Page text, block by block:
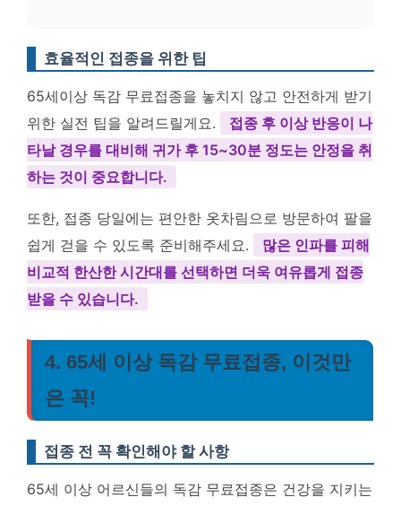
효율적인 접종을 위한 팁
65세이상 독감 무료접종을 놓치지 않고 안전하게 받기
위한 실전 팁을 알려드릴게요.
접종 후 이상 반응이 나
타날 경우를 대비해 귀가 후 15~30분 정도는 안정을 취
하는 것이 중요합니다.
또한, 접종 당일에는 편안한 옷차림으로 방문하여 팔을
쉽게 걷을 수 있도록 준비해주세요.
많은 인파를 피해
비교적 한산한 시간대를 선택하면 더욱 여유롭게 접종
받을 수 있습니다.
4. 65세 이상 독감 무료접종, 이것만
은 꼭!
접종 전 꼭 확인해야 할 사항
65세 이상 어르신들의 독감 무료접종은 건강을 지키는